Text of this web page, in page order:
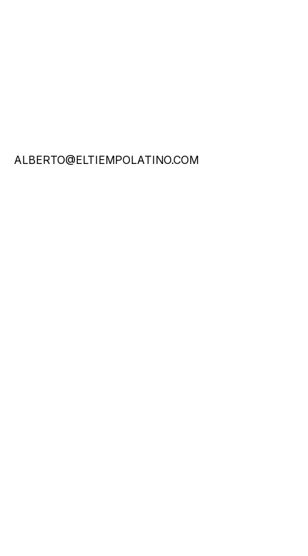
ALBERTO@ELTIEMPOLATINO.COM